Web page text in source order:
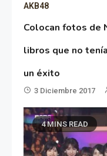
AKB48
Colocan fotos de
libros que no
un éxito
3 Diciembre 2017
4 MINS READ